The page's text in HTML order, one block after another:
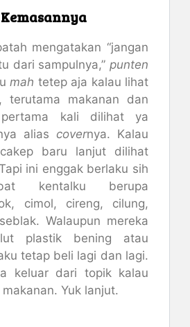
mengatakan “jangan
dari sampulnya,” punten
mah tetep aja kalau lihat
terutama makanan dan
kali dilihat ya
alias covernya. Kalau
baru lanjut dilihat
ini enggak berlaku sih
kentalku berupa
cimol, cireng, cilung,
Walaupun mereka
plastik bening atau
tetap beli lagi dan lagi.
keluar dari topik kalau
Yuk lanjut.